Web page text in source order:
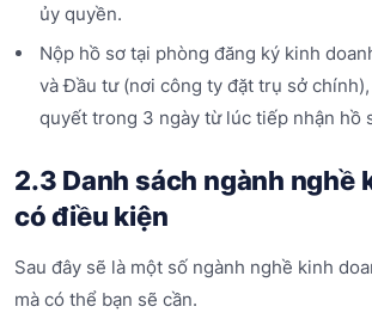
ủy quyền.
Nộp hồ sơ tại phòng đăng ký kinh
và Đầu tư (nơi công ty đặt trụ sở
quyết trong 3 ngày từ lúc tiếp nhận hồ
2.3 Danh sách ngành nghề
có điều kiện
Sau đây sẽ là một số ngành nghề kinh
mà có thể bạn sẽ cần.